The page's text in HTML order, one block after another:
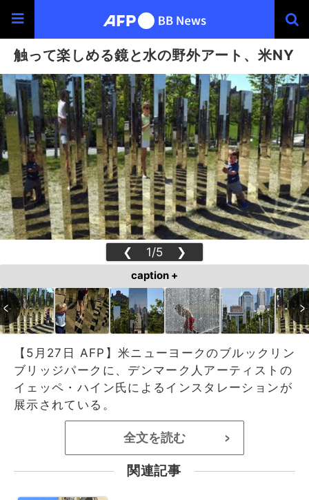
触って楽しめる鏡と水の野外アート、米NY
❮ 1/5 ❯
caption +
【5月27日 AFP】米ニューヨークのブルックリン
ブリッジパークに、デンマーク人アーティストの
イェッペ・ハイン氏によるインスタレーションが
展示されている。
全文を読む >
関連記事